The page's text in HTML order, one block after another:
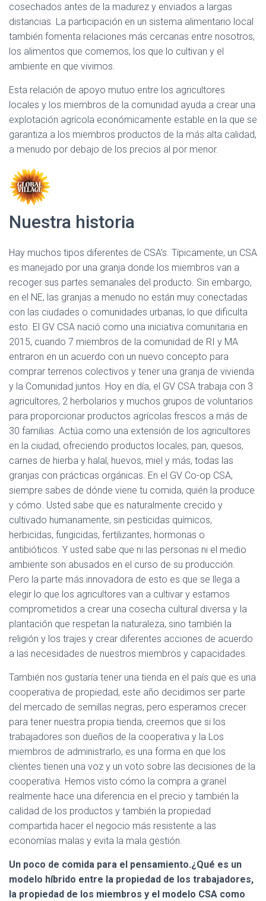
cosechados antes de la madurez y enviados a largas
distancias. La participación en un sistema alimentario local
también fomenta relaciones más cercanas entre nosotros,
los alimentos que comemos, los que lo cultivan y el
ambiente en que vivimos.
Esta relación de apoyo mutuo entre los agricultores
locales y los miembros de la comunidad ayuda a crear una
explotación agrícola económicamente estable en la que se
garantiza a los miembros productos de la más alta calidad,
a menudo por debajo de los precios al por menor.
Nuestra historia
Hay muchos tipos diferentes de CSA’s. Típicamente, un CSA
es manejado por una granja donde los miembros van a
recoger sus partes semanales del producto. Sin embargo,
en el NE, las granjas a menudo no están muy conectadas
con las ciudades o comunidades urbanas, lo que dificulta
esto. El GV CSA nació como una iniciativa comunitaria en
2015, cuando 7 miembros de la comunidad de RI y MA
entraron en un acuerdo con un nuevo concepto para
comprar terrenos colectivos y tener una granja de vivienda
y la Comunidad juntos. Hoy en día, el GV CSA trabaja con 3
agricultores, 2 herbolarios y muchos grupos de voluntarios
para proporcionar productos agrícolas frescos a más de
30 familias. Actúa como una extensión de los agricultores
en la ciudad, ofreciendo productos locales, pan, quesos,
carnes de hierba y halal, huevos, miel y más, todas las
granjas con prácticas orgánicas. En el GV Co-op CSA,
siempre sabes de dónde viene tu comida, quién la produce
y cómo. Usted sabe que es naturalmente crecido y
cultivado humanamente, sin pesticidas químicos,
herbicidas, fungicidas, fertilizantes, hormonas o
antibióticos. Y usted sabe que ni las personas ni el medio
ambiente son abusados ​​en el curso de su producción.
Pero la parte más innovadora de esto es que se llega a
elegir lo que los agricultores van a cultivar y estamos
comprometidos a crear una cosecha cultural diversa y la
plantación que respetan la naturaleza, sino también la
religión y los trajes y crear diferentes acciones de acuerdo
a las necesidades de nuestros miembros y capacidades.
También nos gustaría tener una tienda en el país que es una
cooperativa de propiedad, este año decidimos ser parte
del mercado de semillas negras, pero esperamos crecer
para tener nuestra propia tienda, creemos que si los
trabajadores son dueños de la cooperativa y la Los
miembros de administrarlo, es una forma en que los
clientes tienen una voz y un voto sobre las decisiones de la
cooperativa. Hemos visto cómo la compra a granel
realmente hace una diferencia en el precio y también la
calidad de los productos y también la propiedad
compartida hacer el negocio más resistente a las
economías malas y evita la mala gestión.
Un poco de comida para el pensamiento.¿Qué es un
modelo híbrido entre la propiedad de los trabajadores,
la propiedad de los miembros y el modelo CSA como